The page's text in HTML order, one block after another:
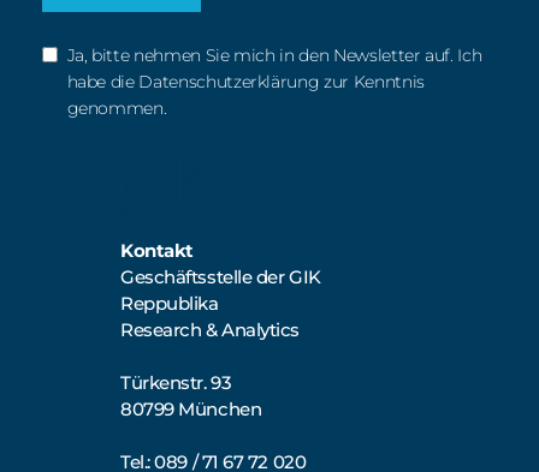
Ja, bitte nehmen Sie mich in den Newsletter auf. Ich
habe die Datenschutzerklärung zur Kenntnis
genommen.
Kontakt
Geschäftsstelle der GIK
Reppublika
Research & Analytics
Türkenstr. 93
80799 München
Tel.: 089 / 71 67 72 020